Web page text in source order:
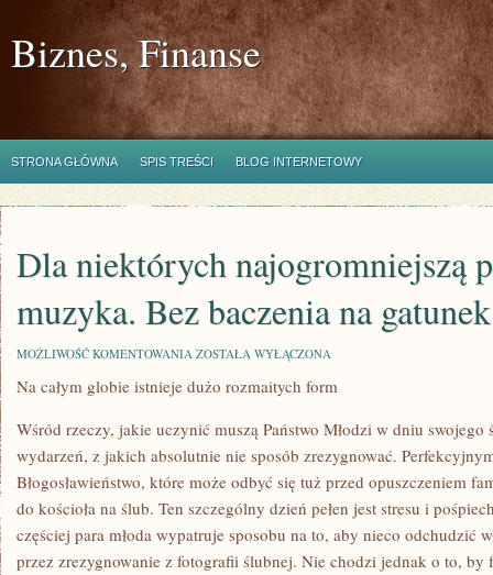
Biznes, Finanse
STRONA GŁÓWNA SPIS TREŚCI BLOG INTERNETOWY
Dla niektórych najogromniejszą
muzyka. Bez baczenia na gatunek
MOŻLIWOŚĆ KOMENTOWANIA DLA
NAJOGROMNIEJSZĄ
MUZYKA.
BEZ
NA
GATUNEK
ZOSTAŁA WYŁĄCZONA
Na całym globie istnieje dużo rozmaitych form
Wśród rzeczy, jakie uczynić muszą Państwo Młodzi w dniu
wydarzeń, z jakich absolutnie nie sposób zrezygnować.
Błogosławieństwo, które może odbyć się tuż przed opuszczeniem
do kościoła na ślub. Ten szczególny dzień pełen jest stresu i
częściej para młoda wypatruje sposobu na to, aby nieco odchudzić
przez zrezygnowanie z fotografii ślubnej. Nie chodzi jednak o to,